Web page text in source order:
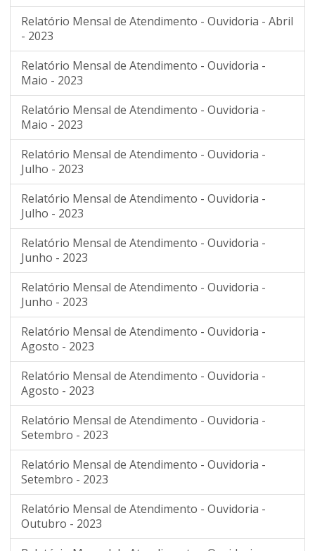
Relatório Mensal de Atendimento - Ouvidoria - Abril
- 2023
Relatório Mensal de Atendimento - Ouvidoria -
Maio - 2023
Relatório Mensal de Atendimento - Ouvidoria -
Maio - 2023
Relatório Mensal de Atendimento - Ouvidoria -
Julho - 2023
Relatório Mensal de Atendimento - Ouvidoria -
Julho - 2023
Relatório Mensal de Atendimento - Ouvidoria -
Junho - 2023
Relatório Mensal de Atendimento - Ouvidoria -
Junho - 2023
Relatório Mensal de Atendimento - Ouvidoria -
Agosto - 2023
Relatório Mensal de Atendimento - Ouvidoria -
Agosto - 2023
Relatório Mensal de Atendimento - Ouvidoria -
Setembro - 2023
Relatório Mensal de Atendimento - Ouvidoria -
Setembro - 2023
Relatório Mensal de Atendimento - Ouvidoria -
Outubro - 2023